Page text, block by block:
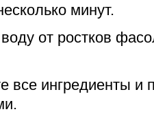
минут.
от ростков
все ингредиенты и